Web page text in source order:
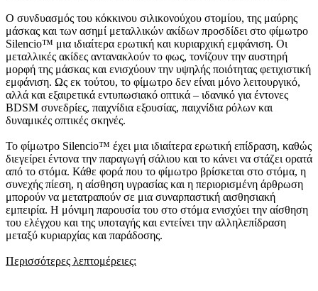
Ο συνδυασμός του κόκκινου σιλικονούχου στομίου, της μαύρης
μάσκας και των ασημί μεταλλικών ακίδων προσδίδει στο φίμωτρο
Silencio™ μια ιδιαίτερα ερωτική και κυριαρχική εμφάνιση. Οι
μεταλλικές ακίδες αντανακλούν το φως, τονίζουν την αυστηρή
μορφή της μάσκας και ενισχύουν την υψηλής ποιότητας φετιχιστική
εμφάνιση. Ως εκ τούτου, το φίμωτρο δεν είναι μόνο λειτουργικό,
αλλά και εξαιρετικά εντυπωσιακό οπτικά – ιδανικό για έντονες
BDSM συνεδρίες, παιχνίδια εξουσίας, παιχνίδια ρόλων και
δυναμικές οπτικές σκηνές.
Το φίμωτρο Silencio™ έχει μια ιδιαίτερα ερωτική επίδραση, καθώς
διεγείρει έντονα την παραγωγή σάλιου και το κάνει να στάζει ορατά
από το στόμα. Κάθε φορά που το φίμωτρο βρίσκεται στο στόμα, η
συνεχής πίεση, η αίσθηση υγρασίας και η περιορισμένη άρθρωση
μπορούν να μετατραπούν σε μια συναρπαστική αισθησιακή
εμπειρία. Η μόνιμη παρουσία του στο στόμα ενισχύει την αίσθηση
του ελέγχου και της υποταγής και εντείνει την αλληλεπίδραση
μεταξύ κυριαρχίας και παράδοσης.
Περισσότερες λεπτομέρειες: